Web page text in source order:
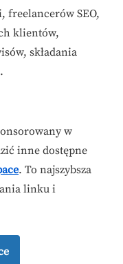
freelancerów SEO,
klientów,
składania
w
inne dostępne
. To najszybsza
linku i